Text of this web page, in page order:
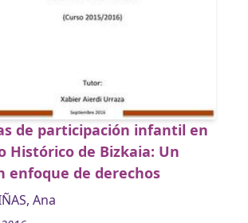
de participación infantil en
Histórico de Bizkaia: Un
enfoque de derechos
Ana